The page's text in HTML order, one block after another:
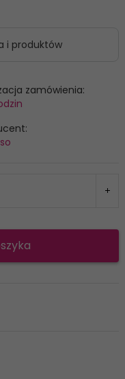
i produktów
zamówienia: